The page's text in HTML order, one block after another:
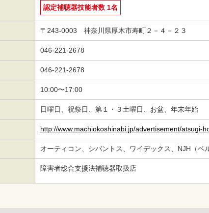
認定補聴器技能者数 1名
〒243-0003 神奈川県厚木市寿町２－４－２３
046-221-2678
046-221-2678
10:00〜17:00
日曜日、祝祭日、第１・３土曜日、お盆、年末年始
http://www.machiokoshinabi.jp/advertisement/atsugi-
オーティコン、シバントス、ワイデックス、NJH（ベ
障害者総合支援法補聴器取扱店